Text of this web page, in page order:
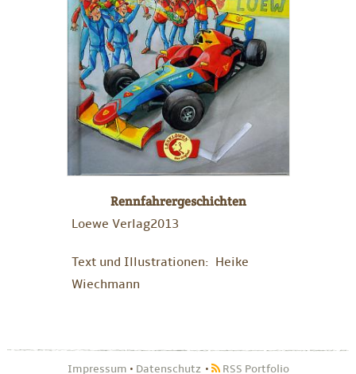
Rennfahrergeschichten
Loewe Verlag2013
Text und Illustrationen: Heike
Wiechmann
Impressum • Datenschutz RSS Portfolio